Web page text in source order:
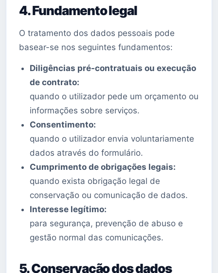
4. Fundamento legal
O tratamento dos dados pessoais pode
basear-se nos seguintes fundamentos:
Diligências pré-contratuais ou execução
de contrato:
quando o utilizador pede um orçamento ou
informações sobre serviços.
Consentimento:
quando o utilizador envia voluntariamente
dados através do formulário.
Cumprimento de obrigações legais:
quando exista obrigação legal de
conservação ou comunicação de dados.
Interesse legítimo:
para segurança, prevenção de abuso e
gestão normal das comunicações.
5. Conservação dos dados